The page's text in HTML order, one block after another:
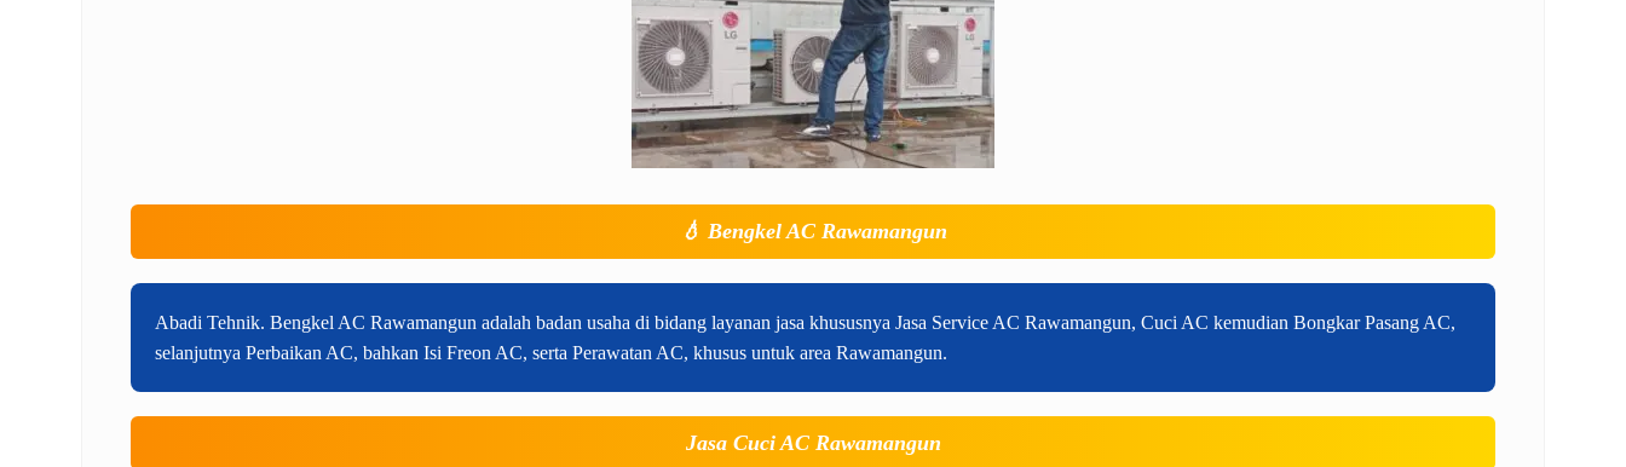
💧 Bengkel AC Rawamangun
Abadi Tehnik. Bengkel AC Rawamangun adalah badan usaha di bidang layanan jasa khususnya Jasa Service AC Rawamangun, Cuci AC kemudian Bongkar Pasang AC,
selanjutnya Perbaikan AC, bahkan Isi Freon AC, serta Perawatan AC, khusus untuk area Rawamangun.
Jasa Cuci AC Rawamangun